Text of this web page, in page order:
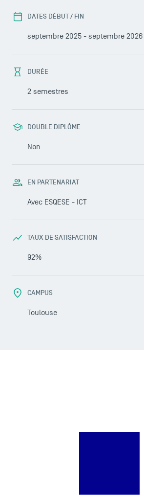
Le corps professoral
DATES DÉBUT / FIN
septembre 2025 - septembre 2026
DURÉE
2 semestres
DOUBLE DIPLÔME
Non
EN PARTENARIAT
Avec ESQESE - ICT
TAUX DE SATISFACTION
92%
CAMPUS
Toulouse